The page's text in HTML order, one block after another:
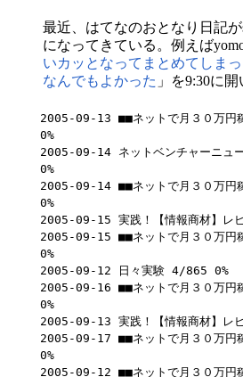
最近、はてなのおとなり日記が
になってきている。例えば
いカッとなってまとめてしま
なんでもよかった 」を9:30に
2005-09-13 ■■ネットで月３０万
0%
2005-09-14 ネットベンチャーニュ
0%
2005-09-14 ■■ネットで月３０万
0%
2005-09-15 実践！【情報商材】レ
2005-09-15 ■■ネットで月３０万
0%
2005-09-12 日々実験 4/865 0%
2005-09-16 ■■ネットで月３０万
0%
2005-09-13 実践！【情報商材】レ
2005-09-17 ■■ネットで月３０万
0%
2005-09-12 ■■ネットで月３０万